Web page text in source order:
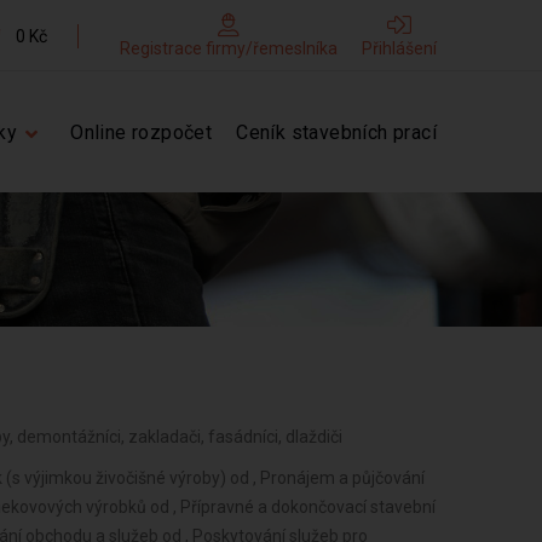
0 Kč
Registrace firmy/řemeslníka Přihlášení
Online rozpočet Ceník stavebních prací
demontážníci, zakladači, fasádníci, dlaždiči
výjimkou živočišné výroby) od , Pronájem a půjčování
výrobků od , Přípravné a dokončovací stavební
obchodu a služeb od , Poskytování služeb pro